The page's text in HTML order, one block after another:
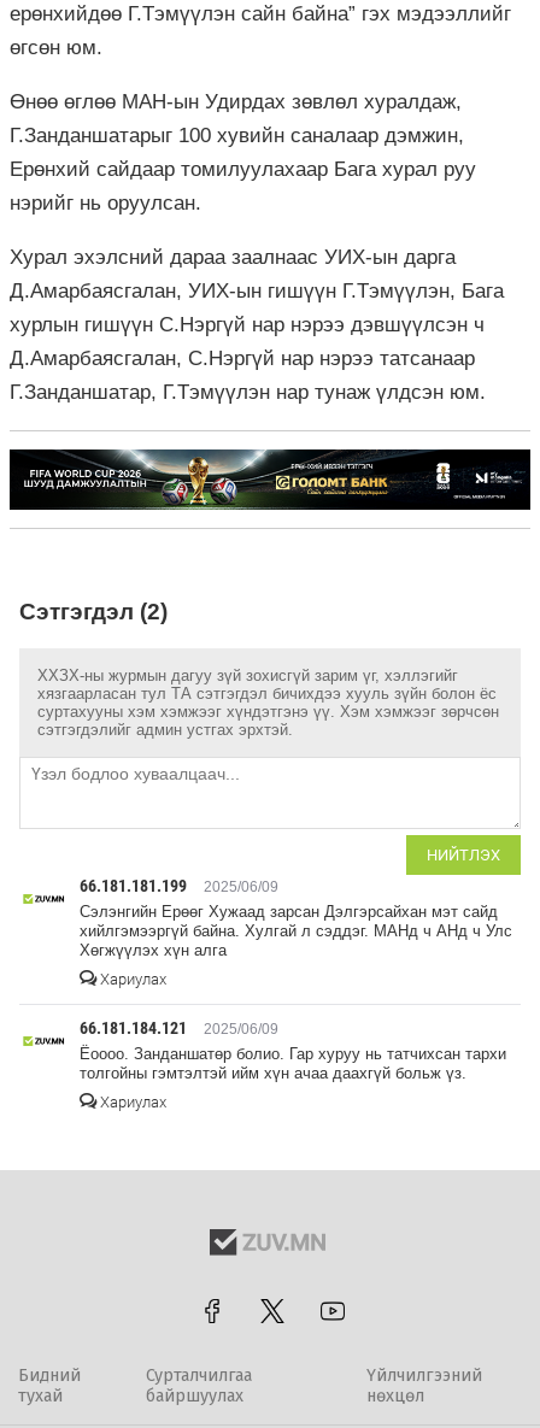
ерөнхийдөө Г.Тэмүүлэн сайн байна” гэх мэдээллийг
өгсөн юм.
Өнөө өглөө МАН-ын Удирдах зөвлөл хуралдаж,
Г.Занданшатарыг 100 хувийн саналаар дэмжин,
Ерөнхий сайдаар томилуулахаар Бага хурал руу
нэрийг нь оруулсан.
Хурал эхэлсний дараа заалнаас УИХ-ын дарга
Д.Амарбаясгалан, УИХ-ын гишүүн Г.Тэмүүлэн, Бага
хурлын гишүүн С.Нэргүй нар нэрээ дэвшүүлсэн ч
Д.Амарбаясгалан, С.Нэргүй нар нэрээ татсанаар
Г.Занданшатар, Г.Тэмүүлэн нар тунаж үлдсэн юм.
Сэтгэгдэл (2)
ХХЗХ-ны журмын дагуу зүй зохисгүй зарим үг, хэллэгийг
хязгаарласан тул ТА сэтгэгдэл бичихдээ хууль зүйн болон ёс
суртахууны хэм хэмжээг хүндэтгэнэ үү. Хэм хэмжээг зөрчсөн
сэтгэгдэлийг админ устгах эрхтэй.
НИЙТЛЭХ
66.181.181.199 2025/06/09
Сэлэнгийн Ерөөг Хужаад зарсан Дэлгэрсайхан мэт сайд
хийлгэмээргүй байна. Хулгай л сэддэг. МАНд ч АНд ч Улс
Хөгжүүлэх хүн алга
Хариулах
66.181.184.121 2025/06/09
Ёоооо. Занданшатөр болио. Гар хуруу нь татчихсан тархи
толгойны гэмтэлтэй ийм хүн ачаа даахгүй больж үз.
Хариулах
Бидний
тухай
Сурталчилгаа
байршуулах
Үйлчилгээний
нөхцөл